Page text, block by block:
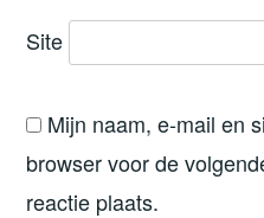
Site
Mijn naam, e-mail en
browser voor de
reactie plaats.